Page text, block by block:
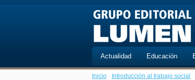
Actualidad Educación
Inicio · Introducción al trabajo social